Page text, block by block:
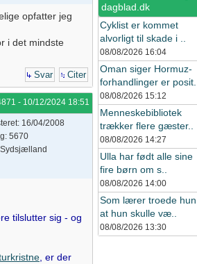
opfatter jeg
i det mindste
Svar Citer
- 10/12/2024 18:51
16/04/2008
5670
tilslutter sig - og
, er der
dagblad.dk
Cyklist er kommet
alvorligt til skade i ..
08/08/2026 16:04
Oman siger Hormuz-
forhandlinger er
08/08/2026 15:12
Menneskebibliotek
trækker flere gæster..
08/08/2026 14:27
Ulla har født alle sine
fire børn om s..
08/08/2026 14:00
Som lærer troede
at hun skulle væ..
08/08/2026 13:30